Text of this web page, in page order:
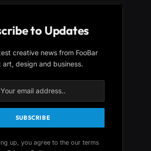
to Updates
creative news from FooBar
art, design and business.
up, you agree to the our terms